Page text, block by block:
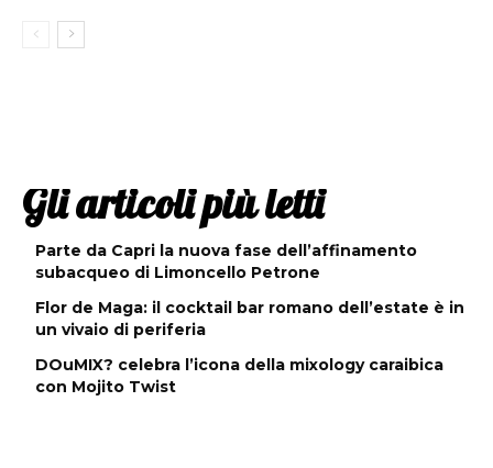
Gli articoli più letti
Parte da Capri la nuova fase dell’affinamento
subacqueo di Limoncello Petrone
Flor de Maga: il cocktail bar romano dell’estate è in
un vivaio di periferia
DOuMIX? celebra l’icona della mixology caraibica
con Mojito Twist